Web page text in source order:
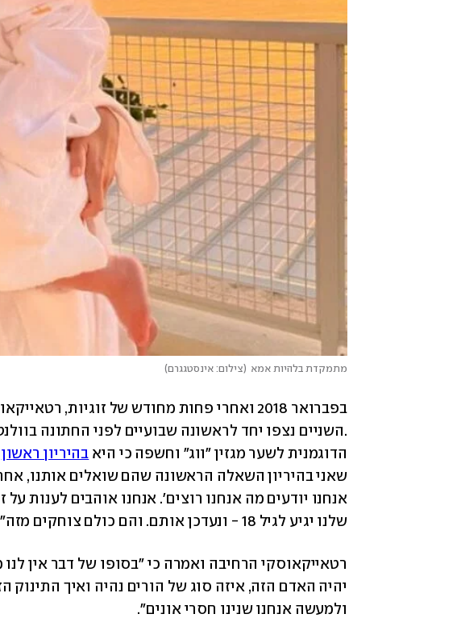
מתמקדת בלהיות אמא (צילום: אינסטגגרם)
בפברואר 2018 ואחרי פחות מחודש של זוגיות, רטאייקאוסקי ובר-מקלארד
הדוגמנית לשער מגזין "ווג" וחשפה כי היא בהיריון ראשון
שלנו יגיע לגיל 18 - ונעדכן אותם. והם כולם צוחקים מזה", סיפרה הדוגמנית בריאיון למגזין.
ולמעשה אנחנו שנינו חסרי אונים".